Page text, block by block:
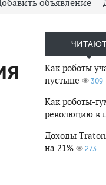
объявление
Как роботы
пустыне
309
Как роботы-
революцию в
Доходы
на 21%
273